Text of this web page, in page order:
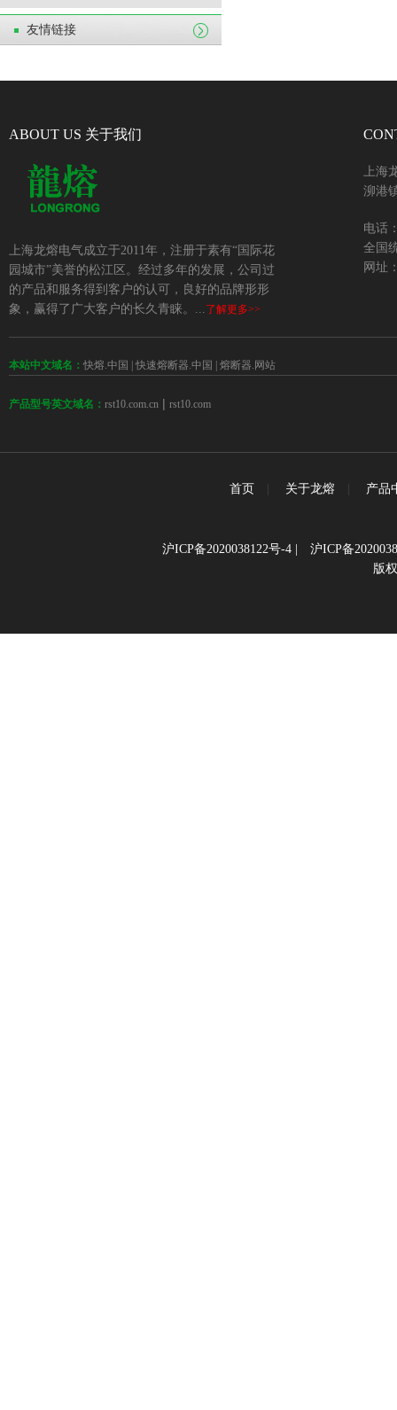
友情链接
ABOUT US 关于我们
上海龙熔电气成立于2011年，注册于素有“国际花
园城市”美誉的松江区。经过多年的发展，公司过
的产品和服务得到客户的认可，良好的品牌形形
象，赢得了广大客户的长久青睐。...了解更多>>
上海
泖港
电话
全国
网址
本站中文域名： 快熔.中国 快速熔断器.中国 熔断器.网站
产品型号英文域名： rst10.com.cn | rst10.com
首页 关于龙熔 产品
沪ICP备2020038122号-4| 沪ICP备
版